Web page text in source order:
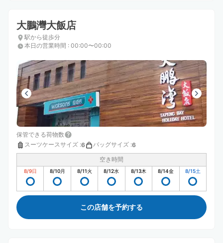
大鵬灣大飯店
駅から徒歩分
本日の営業時間 : 00:00〜00:00
保管できる荷物数
スーツケースサイズ :6 バッグサイズ :6
空き時間
8/9日 8/10月 8/11火 8/12水 8/13木 8/14金 8/15土
この店舗を予約する